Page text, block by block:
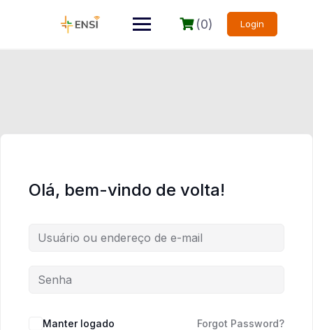
(0) Login
Olá, bem-vindo de volta!
Manter logado Forgot Password?